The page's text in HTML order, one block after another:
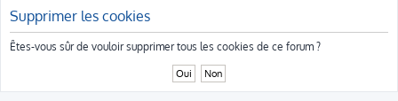
Supprimer les cookies
Êtes-vous sûr de vouloir supprimer tous les cookies de ce forum ?